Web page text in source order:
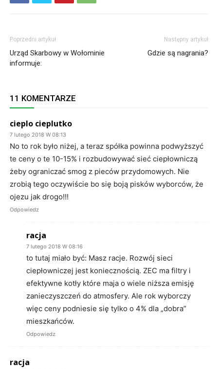
Poprzedni artykuł
Urząd Skarbowy w Wołominie
informuje:
Następny artykuł
Gdzie są nagrania?
11 KOMENTARZE
cieplo cieplutko
7 lutego 2018 W 08:13
No to rok było niżej, a teraz spółka powinna podwyższyć
te ceny o te 10-15% i rozbudowywać sieć ciepłowniczą
żeby ograniczać smog z pieców przydomowych. Nie
zrobią tego oczywiście bo się boją pisków wyborców, że
ojezu jak drogo!!!
Odpowiedz
racja
7 lutego 2018 W 08:16
to tutaj miało być: Masz racje. Rozwój sieci
ciepłowniczej jest koniecznością. ZEC ma filtry i
efektywne kotły które maja o wiele niższa emisję
zanieczyszczeń do atmosfery. Ale rok wyborczy
więc ceny podniesie się tylko o 4% dla „dobra”
mieszkańców.
Odpowiedz
racja